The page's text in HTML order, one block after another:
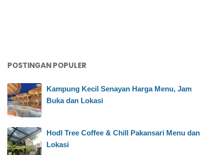
POSTINGAN POPULER
Kampung Kecil Senayan Harga Menu, Jam
Buka dan Lokasi
Hodl Tree Coffee & Chill Pakansari Menu dan
Lokasi